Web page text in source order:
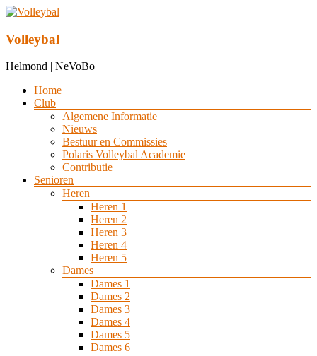
Ga
de
inhoud
Volleybal
Helmond | NeVoBo
Menu
Home
Club
Algemene Informatie
Nieuws
Bestuur en Commissies
Polaris Volleybal Academie
Contributie
Senioren
Heren
Heren 1
Heren 2
Heren 3
Heren 4
Heren 5
Dames
Dames 1
Dames 2
Dames 3
Dames 4
Dames 5
Dames 6